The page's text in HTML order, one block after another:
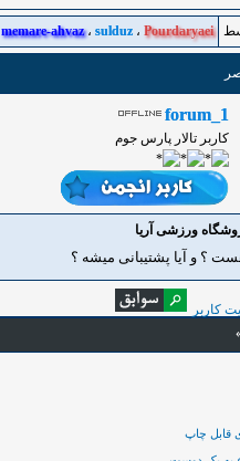
Pourdaryaei ، sulduz ،memare-ahvaz
forum_1
کاربر تالار پارس جوم
؟ و آیا پشتیبانی میشه ؟
قابل چاپ